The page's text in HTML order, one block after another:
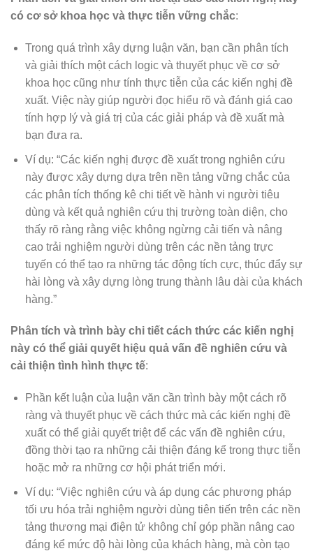
có cơ sở khoa học và thực tiễn vững chắc:
Trong quá trình xây dựng luận văn, bạn cần phân tích
và giải thích một cách logic và thuyết phục về cơ sở
khoa học cũng như tính thực tiễn của các kiến nghị đề
xuất. Việc này giúp người đọc hiểu rõ và đánh giá cao
tính hợp lý và giá trị của các giải pháp và đề xuất mà
bạn đưa ra.
Ví dụ: “Các kiến nghị được đề xuất trong nghiên cứu
này được xây dựng dựa trên nền tảng vững chắc của
các phân tích thống kê chi tiết về hành vi người tiêu
dùng và kết quả nghiên cứu thị trường toàn diện, cho
thấy rõ ràng rằng việc không ngừng cải tiến và nâng
cao trải nghiệm người dùng trên các nền tảng trực
tuyến có thể tạo ra những tác động tích cực, thúc đẩy sự
hài lòng và xây dựng lòng trung thành lâu dài của khách
hàng.”
Phân tích và trình bày chi tiết cách thức các kiến nghị
này có thể giải quyết hiệu quả vấn đề nghiên cứu và
cải thiện tình hình thực tế:
Phần kết luận của luận văn cần trình bày một cách rõ
ràng và thuyết phục về cách thức mà các kiến nghị đề
xuất có thể giải quyết triệt để các vấn đề nghiên cứu,
đồng thời tạo ra những cải thiện đáng kể trong thực tiễn
hoặc mở ra những cơ hội phát triển mới.
Ví dụ: “Việc nghiên cứu và áp dụng các phương pháp
tối ưu hóa trải nghiệm người dùng tiên tiến trên các nền
tảng thương mại điện tử không chỉ góp phần nâng cao
đáng kể mức độ hài lòng của khách hàng, mà còn tạo